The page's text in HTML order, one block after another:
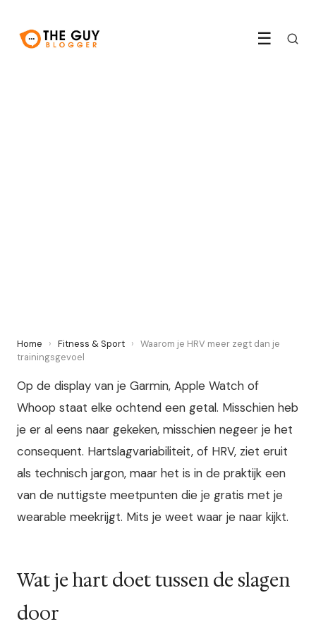
☰
Home › Fitness & Sport › Waarom je HRV meer zegt dan je
trainingsgevoel
Op de display van je Garmin, Apple Watch of
Whoop staat elke ochtend een getal. Misschien heb
je er al eens naar gekeken, misschien negeer je het
consequent. Hartslagvariabiliteit, of HRV, ziet eruit
als technisch jargon, maar het is in de praktijk een
van de nuttigste meetpunten die je gratis met je
wearable meekrijgt. Mits je weet waar je naar kijkt.
Wat je hart doet tussen de slagen
door